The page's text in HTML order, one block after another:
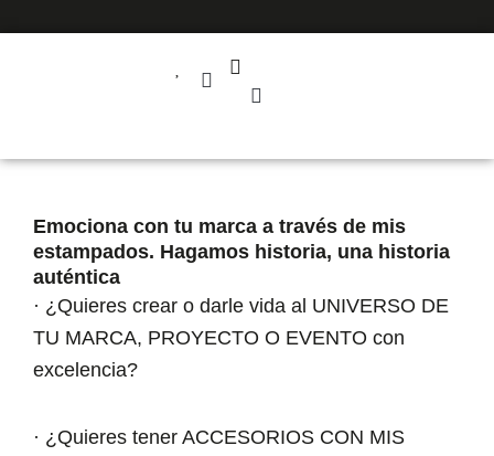
Emociona con tu marca a través de mis
estampados. Hagamos historia, una historia
auténtica
· ¿Quieres crear o darle vida al UNIVERSO DE
TU MARCA, PROYECTO O EVENTO con
excelencia?
· ¿Quieres tener ACCESORIOS CON MIS